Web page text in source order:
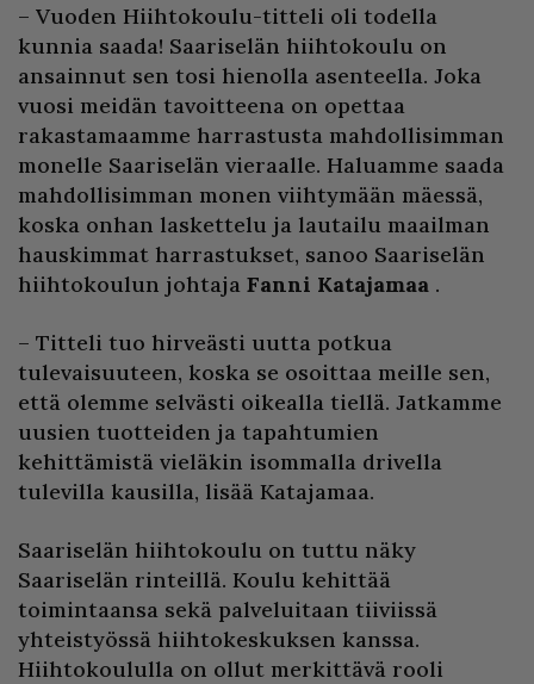
– Vuoden Hiihtokoulu-titteli oli todella
kunnia saada! Saariselän hiihtokoulu on
ansainnut sen tosi hienolla asenteella. Joka
vuosi meidän tavoitteena on opettaa
rakastamaamme harrastusta mahdollisimman
monelle Saariselän vieraalle. Haluamme saada
mahdollisimman monen viihtymään mäessä,
koska onhan laskettelu ja lautailu maailman
hauskimmat harrastukset, sanoo Saariselän
hiihtokoulun johtaja Fanni Katajamaa .
– Titteli tuo hirveästi uutta potkua
tulevaisuuteen, koska se osoittaa meille sen,
että olemme selvästi oikealla tiellä. Jatkamme
uusien tuotteiden ja tapahtumien
kehittämistä vieläkin isommalla drivella
tulevilla kausilla, lisää Katajamaa.
Saariselän hiihtokoulu on tuttu näky
Saariselän rinteillä. Koulu kehittää
toimintaansa sekä palveluitaan tiiviissä
yhteistyössä hiihtokeskuksen kanssa.
Hiihtokoululla on ollut merkittävä rooli